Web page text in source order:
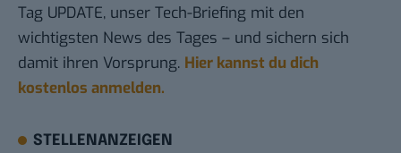
Tag UPDATE, unser Tech-Briefing mit den
wichtigsten News des Tages – und sichern sich
damit ihren Vorsprung. Hier kannst du dich
kostenlos anmelden.
STELLENANZEIGEN